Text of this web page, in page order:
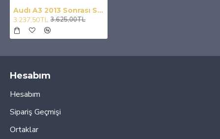
Audı A3 2013 Sonrası Sd Paspas Ve Bagaj Havuzu
3.237,50TL 3.625,00TL
Hesabım
Hesabım
Sipariş Geçmişi
Ortaklar